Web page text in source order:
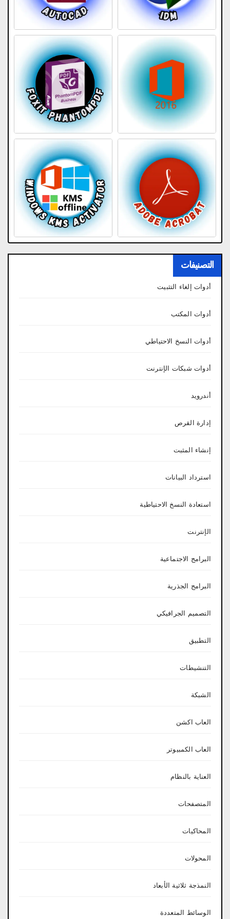
التصنيفات
أدوات إلغاء التثبيت
أدوات المكتب
أدوات النسخ الاحتياطي
أدوات شبكات الإنترنت
أندرويد
إدارة القرص
إنشاء المثبت
استرداد البيانات
استعادة النسخ الاحتياطية
الإنترنت
البرامج الاجتماعية
البرامج الجذرية
التصميم الجرافيكي
التطبيق
التنشيطات
الشبكة
العاب اكشن
العاب الكمبيوتر
العناية بالنظام
المتصفحات
المحاكيات
المحولات
النمذجة ثلاثية الأبعاد
الوسائط المتعددة